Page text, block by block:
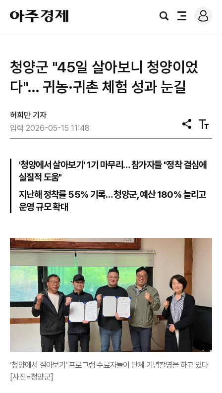
아
주
경
검
전
로
그
청양군 "45일 살아보니 청양이었
다"… 귀농·귀촌 체험 성과 눈길
허희만 기자
입력 2026-05-15 11:48
공
유
텍
스
기
'청양에서 살아보기' 1기 마무리… 참가자들 "정착 결심에
실질적 도움"
지난해 정착률 55% 기록… 청양군, 예산 180% 늘리고
운영 규모 확대
‘청양에서 살아보기’ 프로그램 수료자들이 단체 기념촬영을 하고 있다
[사진=청양군]